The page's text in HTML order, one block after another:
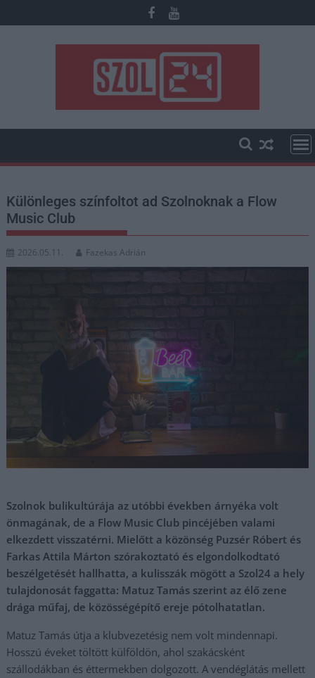
to
Különleges színfoltot ad Szolnoknak a Flow
Music Club
2026.05.11. Fazekas Adrián
Szolnok bulikultúrája az utóbbi években árnyéka volt
önmagának, de a Flow Music Club pincéjében valami
elkezdett visszatérni. Mielőtt a közönség Puzsér Róbert és
Farkas Attila Márton szórakoztató és elgondolkodtató
beszélgetését hallhatta, a kulisszák mögött a Szol24 a hely
tulajdonosát faggatta: Matuz Tamás szerint az élő zene
drága műfaj, de közösségépítő ereje pótolhatatlan.
Matuz Tamás útja a klubvezetésig nem volt mindennapi.
Hosszú éveket töltött külföldön, ahol szakácsként
szállodákban és éttermekben dolgozott. A vendéglátás mellett